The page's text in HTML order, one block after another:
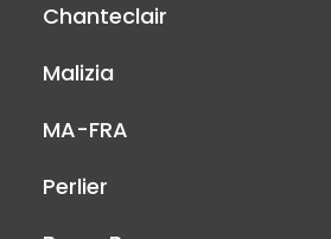
Chanteclair
Malizia
MA-FRA
Perlier